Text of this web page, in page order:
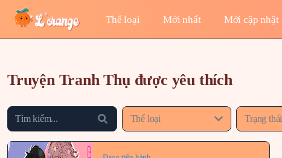
Thể loại Mới nhất Mới cập nhật
Truyện Tranh Thụ được yêu thích
Thể loại Trạng thái